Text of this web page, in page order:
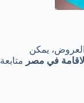
يمكن
في مصر متابعة